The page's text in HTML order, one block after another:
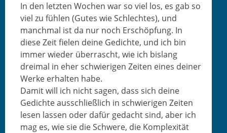
In den let­zten Wochen war so viel los, es gab so
viel zu fühlen (Gutes wie Schlecht­es), und
manch­mal ist da nur noch Erschöp­fung. In
diese Zeit fie­len deine Gedichte, und ich bin
immer wieder über­rascht, wie ich bis­lang
dreimal in eher schwieri­gen Zeit­en eines dein­er
Werke erhal­ten habe.
Damit will ich nicht sagen, dass sich deine
Gedichte auss­chließlich in schwieri­gen Zeit­en
lesen lassen oder dafür gedacht sind, aber ich
mag es, wie sie die Schwere, die Kom­plex­ität